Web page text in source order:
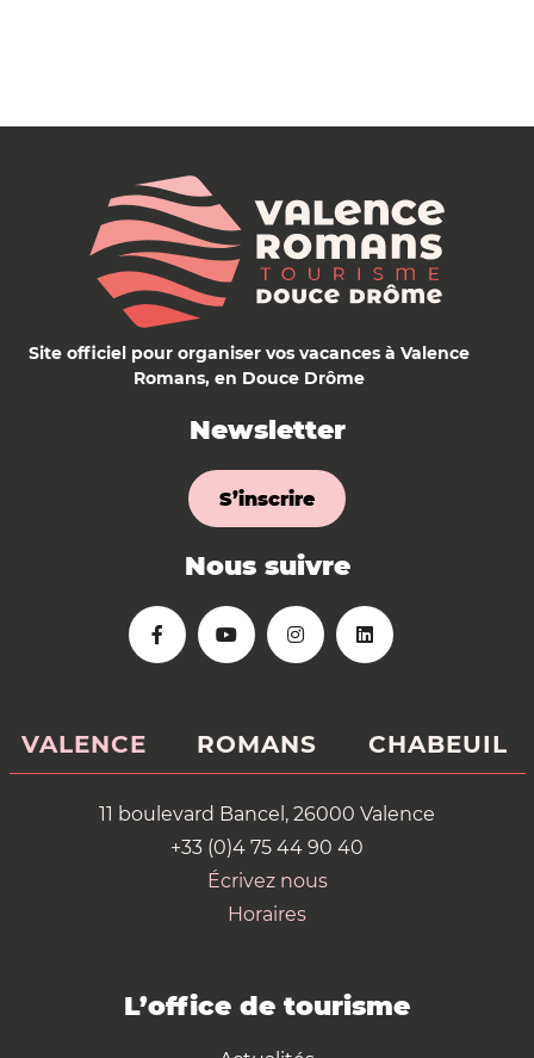
Site officiel pour organiser vos vacances à Valence
Romans, en Douce Drôme
Newsletter
S’inscrire
Nous suivre
VALENCE ROMANS CHABEUIL
11 boulevard Bancel, 26000 Valence
+33 (0)4 75 44 90 40
Écrivez nous
Horaires
L’office de tourisme